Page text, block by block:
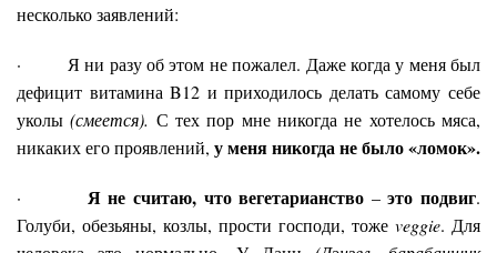
несколько заявлений:
· Я ни разу об этом не пожалел. Даже когда у меня был
дефицит витамина B12 и приходилось делать самому себе
уколы(смеется). С тех пор мне никогда не хотелось мяса,
никаких его проявлений, у меня никогда не было «ломок».
· Я не считаю, что вегетарианство –это подвиг.
Голуби, обезьяны, козлы, прости господи, тоже veggie. Для